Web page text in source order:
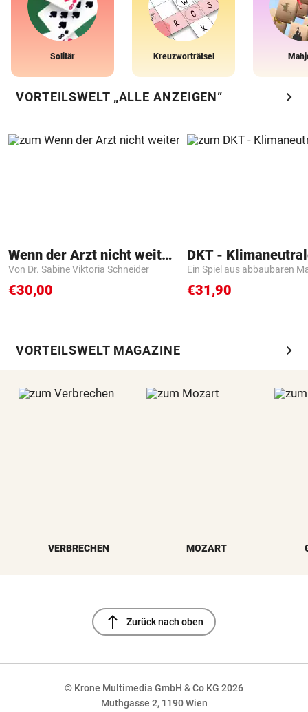
Solitär Kreuzworträtsel
VORTEILSWELT „ALLE ANZEIGEN“ chevron_right
Wenn der Arzt nicht weiter weiß
Von Dr. Sabine Viktoria Schneider
€30,00
Ein Spiel aus abbaubaren
€31,90
VORTEILSWELT MAGAZINE chevron_right
VERBRECHEN MOZART
north Zurück nach oben
© Krone Multimedia GmbH & Co KG 2026
Muthgasse 2, 1190 Wien